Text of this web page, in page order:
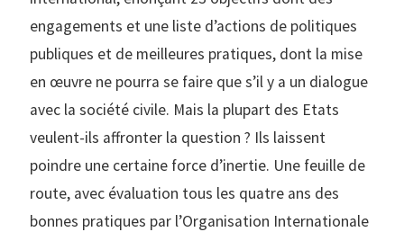
engagements et une liste d’actions de politiques
publiques et de meilleures pratiques, dont la mise
en œuvre ne pourra se faire que s’il y a un dialogue
avec la société civile. Mais la plupart des Etats
veulent-ils affronter la question ? Ils laissent
poindre une certaine force d’inertie. Une feuille de
route, avec évaluation tous les quatre ans des
bonnes pratiques par l’Organisation Internationale